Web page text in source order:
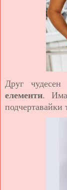
Друг
елементи.
подчертавайки